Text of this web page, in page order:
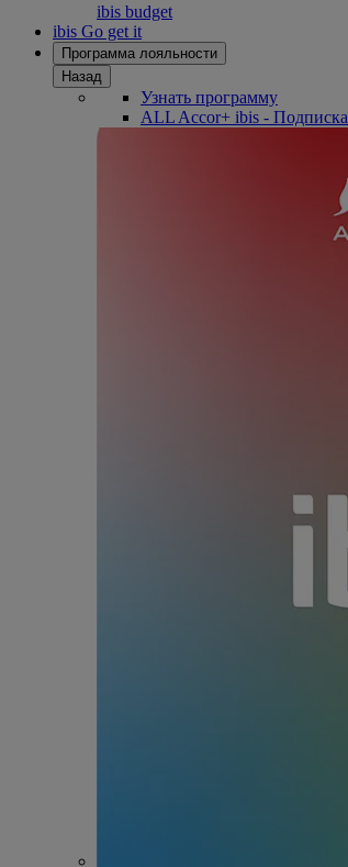
ibis budget
ibis Go get it
Программа лояльности
Назад
Узнать программу
ALL Accor+ ibis - Подписка